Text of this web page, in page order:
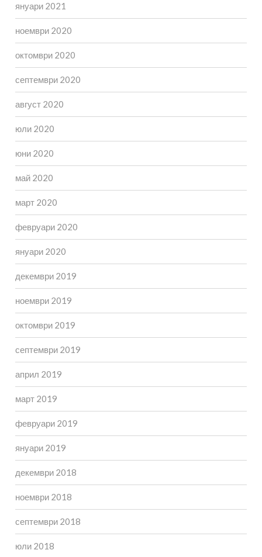
януари 2021
ноември 2020
октомври 2020
септември 2020
август 2020
юли 2020
юни 2020
май 2020
март 2020
февруари 2020
януари 2020
декември 2019
ноември 2019
октомври 2019
септември 2019
април 2019
март 2019
февруари 2019
януари 2019
декември 2018
ноември 2018
септември 2018
юли 2018